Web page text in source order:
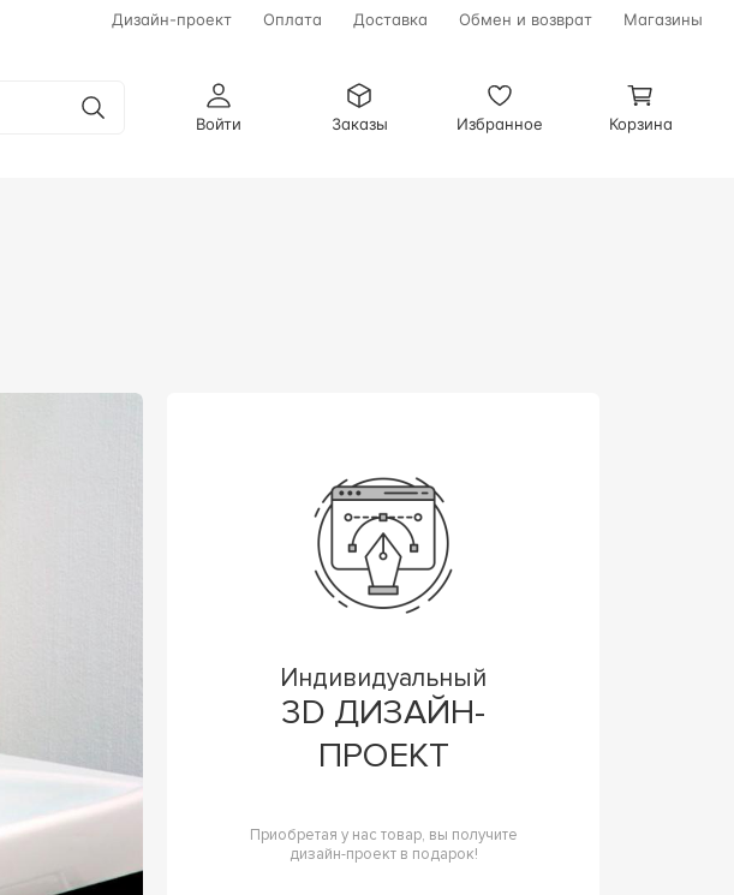
Дизайн-проект Оплата Доставка Обмен и возврат Магазины
Войти
Заказы Избранное Корзина
Индивидуальный
3D ДИЗАЙН-
ПРОЕКТ
Приобретая у нас товар, вы получите
дизайн-проект в подарок!